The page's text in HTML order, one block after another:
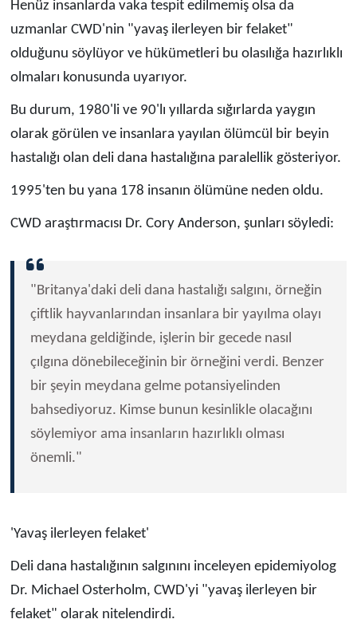
Henüz insanlarda vaka tespit edilmemiş olsa da
uzmanlar CWD'nin "yavaş ilerleyen bir felaket"
olduğunu söylüyor ve hükümetleri bu olasılığa hazırlıklı
olmaları konusunda uyarıyor.
Bu durum, 1980'li ve 90'lı yıllarda sığırlarda yaygın
olarak görülen ve insanlara yayılan ölümcül bir beyin
hastalığı olan deli dana hastalığına paralellik gösteriyor.
1995'ten bu yana 178 insanın ölümüne neden oldu.
CWD araştırmacısı Dr. Cory Anderson, şunları söyledi:
"Britanya'daki deli dana hastalığı salgını, örneğin
çiftlik hayvanlarından insanlara bir yayılma olayı
meydana geldiğinde, işlerin bir gecede nasıl
çılgına dönebileceğinin bir örneğini verdi. Benzer
bir şeyin meydana gelme potansiyelinden
bahsediyoruz. Kimse bunun kesinlikle olacağını
söylemiyor ama insanların hazırlıklı olması
önemli."
'Yavaş ilerleyen felaket'
Deli dana hastalığının salgınını inceleyen epidemiyolog
Dr. Michael Osterholm, CWD'yi "yavaş ilerleyen bir
felaket" olarak nitelendirdi.